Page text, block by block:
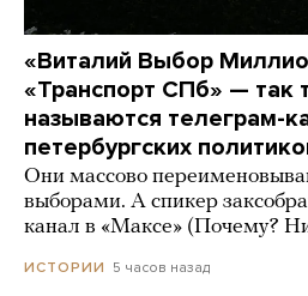
«Виталий Выбор
«Транспорт СПб» — так
называются телеграм-
петербургских
Они массово
выборами. А спикер
канал в «Максе» (Почему?
ИСТОРИИ 5 часов назад